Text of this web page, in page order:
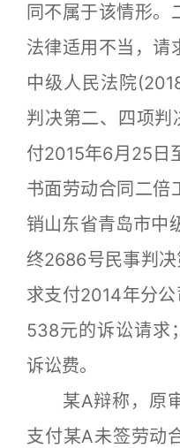
同不属于该情形。
法律适用不当，请
中级人民法院
判决第二、四项
付2015年6月25日
书面劳动合同二倍
销山东省青岛市中
终2686号民事判
求支付2014年分
538元的诉讼请求
诉讼费。
某A辩称，原审
支付某A未签劳动